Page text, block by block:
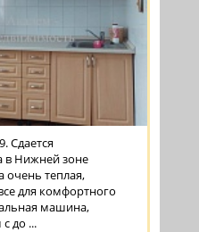
Сдается
в Нижней зоне
очень теплая,
для комфортного
машина,
до ...